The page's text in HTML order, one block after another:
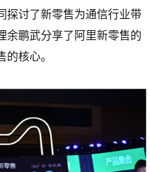
探讨了新零售为通信行业带
余鹏武分享了阿里新零售的
核心。